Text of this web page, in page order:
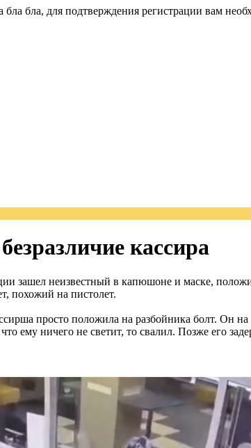
бла, для подтверждения регистрации вам
кассира
зашел неизвестный в капюшоне и маске,
похожий на пистолет.
просто положила на разбойника болт. Он
ему ничего не светит, то свалил. Позже его